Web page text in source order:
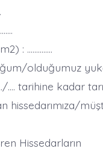
: …………..
olduğumuz
…. tarihine kadar
hissedarımıza/
Hissedarların